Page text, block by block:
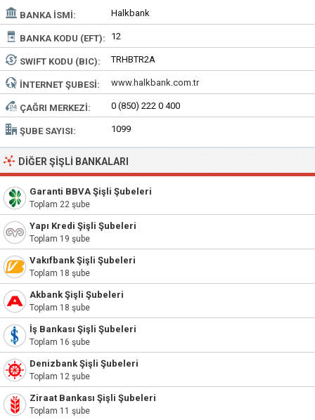
BANKA İSMI: Halkbank
BANKA KODU (EFT): 12
SWIFT KODU (BIC): TRHBTR2A
İNTERNET ŞUBESI: www.halkbank.com.tr
ÇAĞRI MERKEZI: 0 (850) 222 0 400
ŞUBE SAYISI: 1099
DIĞER ŞIŞLI BANKALARI
Garanti BBVA Şişli Şubeleri
Toplam 22 şube
Yapı Kredi Şişli Şubeleri
Toplam 19 şube
Vakıfbank Şişli Şubeleri
Toplam 18 şube
Akbank Şişli Şubeleri
Toplam 18 şube
İş Bankası Şişli Şubeleri
Toplam 16 şube
Denizbank Şişli Şubeleri
Toplam 12 şube
Ziraat Bankası Şişli Şubeleri
Toplam 11 şube